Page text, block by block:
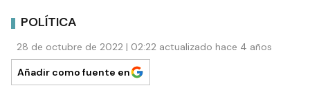
POLÍTICA
28 de octubre de 2022 | 02:22 actualizado hace 4 años
Añadir como fuente en